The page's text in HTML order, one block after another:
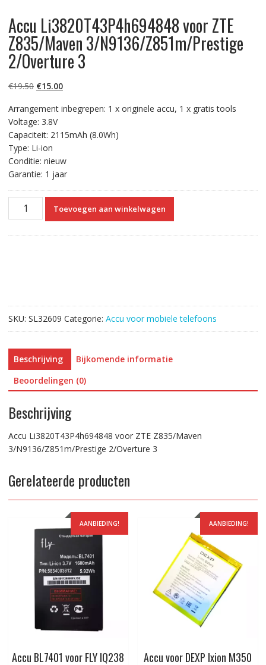
Accu Li3820T43P4h694848 voor ZTE
Z835/Maven 3/N9136/Z851m/Prestige
2/Overture 3
€19.50 Oorspronkelijke
was:
€19.50.
€15.00Huidige
is:
Arrangement inbegrepen: 1 x originele accu, 1 x gratis tools
Voltage: 3.8V
Capaciteit: 2115mAh (8.0Wh)
Type: Li-ion
Conditie: nieuw
Garantie: 1 jaar
Accu
Li3820T43P4h694848
aantal
Toevoegen aan winkelwagen
SKU: SL32609 Categorie: Accu voor mobiele telefoons
Beschrijving
Bijkomende informatie
Beoordelingen (0)
Beschrijving
Accu Li3820T43P4h694848 voor ZTE Z835/Maven
3/N9136/Z851m/Prestige 2/Overture 3
Gerelateerde producten
AANBIEDING!
Accu BL7401 voor FLY IQ238
AANBIEDING!
Accu voor DEXP Ixion M350